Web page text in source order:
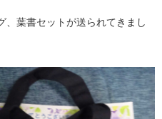
、葉書セットが送られてきまし